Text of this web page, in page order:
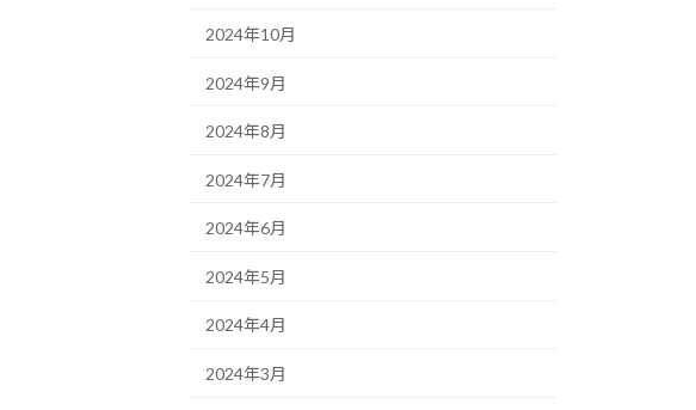
2024年10月
2024年9月
2024年8月
2024年7月
2024年6月
2024年5月
2024年4月
2024年3月